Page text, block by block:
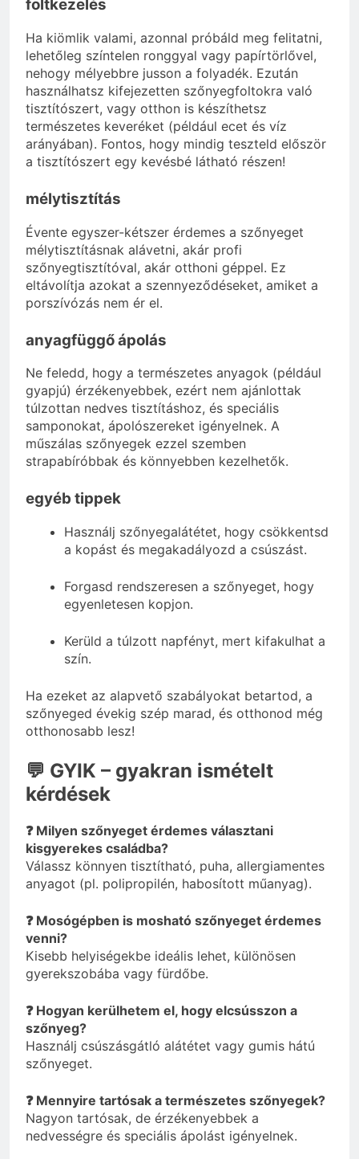
foltkezelés
Ha kiömlik valami, azonnal próbáld meg felitatni,
lehetőleg színtelen ronggyal vagy papírtörlővel,
nehogy mélyebbre jusson a folyadék. Ezután
használhatsz kifejezetten szőnyegfoltokra való
tisztítószert, vagy otthon is készíthetsz
természetes keveréket (például ecet és víz
arányában). Fontos, hogy mindig teszteld először
a tisztítószert egy kevésbé látható részen!
mélytisztítás
Évente egyszer-kétszer érdemes a szőnyeget
mélytisztításnak alávetni, akár profi
szőnyegtisztítóval, akár otthoni géppel. Ez
eltávolítja azokat a szennyeződéseket, amiket a
porszívózás nem ér el.
anyagfüggő ápolás
Ne feledd, hogy a természetes anyagok (például
gyapjú) érzékenyebbek, ezért nem ajánlottak
túlzottan nedves tisztításhoz, és speciális
samponokat, ápolószereket igényelnek. A
műszálas szőnyegek ezzel szemben
strapabíróbbak és könnyebben kezelhetők.
egyéb tippek
Használj szőnyegalátétet, hogy csökkentsd
a kopást és megakadályozd a csúszást.
Forgasd rendszeresen a szőnyeget, hogy
egyenletesen kopjon.
Kerüld a túlzott napfényt, mert kifakulhat a
szín.
Ha ezeket az alapvető szabályokat betartod, a
szőnyeged évekig szép marad, és otthonod még
otthonosabb lesz!
💬 GYIK – gyakran ismételt
kérdések
❓ Milyen szőnyeget érdemes választani
kisgyerekes családba?
Válassz könnyen tisztítható, puha, allergiamentes
anyagot (pl. polipropilén, habosított műanyag).
❓ Mosógépben is mosható szőnyeget érdemes
venni?
Kisebb helyiségekbe ideális lehet, különösen
gyerekszobába vagy fürdőbe.
❓ Hogyan kerülhetem el, hogy elcsússzon a
szőnyeg?
Használj csúszásgátló alátétet vagy gumis hátú
szőnyeget.
❓ Mennyire tartósak a természetes szőnyegek?
Nagyon tartósak, de érzékenyebbek a
nedvességre és speciális ápolást igényelnek.